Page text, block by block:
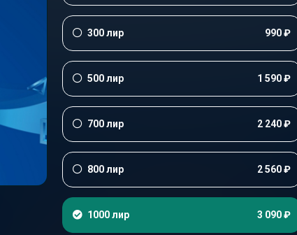
300 лир 990 ₽
500 лир 1 590 ₽
700 лир 2 240 ₽
800 лир 2 560 ₽
1000 лир 3 090 ₽